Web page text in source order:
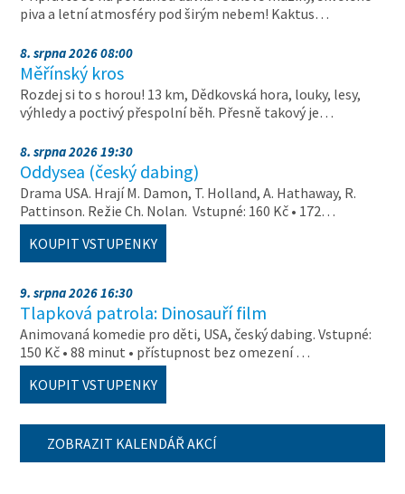
piva a letní atmosféry pod širým nebem! Kaktus…
8. srpna 2026 08:00
Měřínský kros
Rozdej si to s horou! 13 km, Dědkovská hora, louky, lesy,
výhledy a poctivý přespolní běh. Přesně takový je…
8. srpna 2026 19:30
Oddysea (český dabing)
Drama USA. Hrají M. Damon, T. Holland, A. Hathaway, R.
Pattinson. Režie Ch. Nolan. Vstupné: 160 Kč • 172…
KOUPIT VSTUPENKY
9. srpna 2026 16:30
Tlapková patrola: Dinosauří film
Animovaná komedie pro děti, USA, český dabing. Vstupné:
150 Kč • 88 minut • přístupnost bez omezení …
KOUPIT VSTUPENKY
ZOBRAZIT KALENDÁŘ AKCÍ